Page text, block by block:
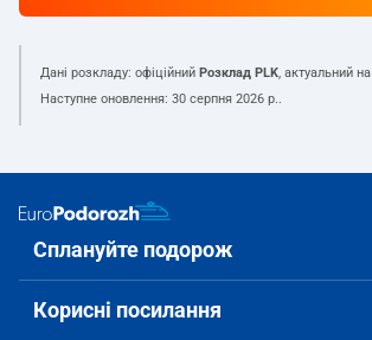
Дані розкладу: офіційний Розклад PLK, актуальний на
Наступне оновлення: 30 серпня 2026 р..
Сплануйте подорож
Корисні посилання